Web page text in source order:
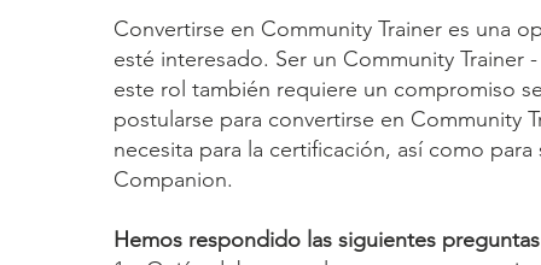
Convertirse en Community Trainer es una
esté interesado. Ser un Community
este rol también requiere un compromiso
postularse para convertirse en Community
necesita para la certificación, así como
Companion.
Hemos respondido las siguientes